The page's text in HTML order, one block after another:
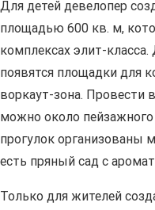
Для детей девелопер
площадью 600 кв. м,
комплексах элит-
появятся площадки для
воркаут-зона. Провести
можно около
прогулок организованы
есть пряный сад с
Только для жителей